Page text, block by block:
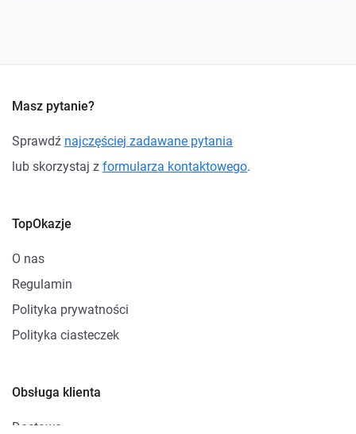
Masz pytanie?
Sprawdź najczęściej zadawane pytania
lub skorzystaj z formularza kontaktowego.
TopOkazje
O nas
Regulamin
Polityka prywatności
Polityka ciasteczek
Obsługa klienta
Dostawa